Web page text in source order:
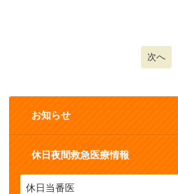
次の
次へ
お知らせ
休日夜間救急医療情報
休日当番医